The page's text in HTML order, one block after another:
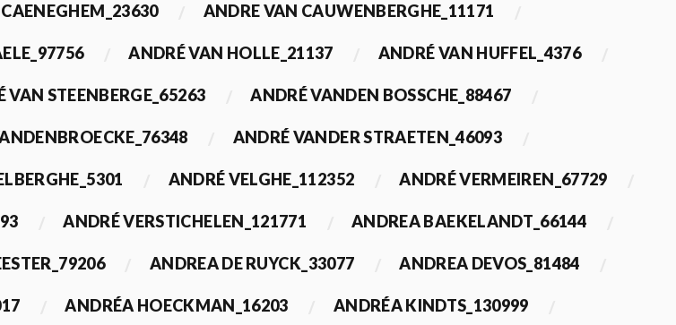
ANDRE VAN CAUWENBERGHE_11171
ANDRÉ VAN HOLLE_21137 ANDRÉ VAN HUFFEL_4376
VAN STEENBERGE_65263 ANDRÉ VANDEN BOSSCHE_88467
ANDRÉ VANDER STRAETEN_46093
ANDRÉ VELGHE_112352 ANDRÉ VERMEIREN_67729
ANDRÉ VERSTICHELEN_121771 ANDREA BAEKELANDT_66144
ANDREA DE RUYCK_33077 ANDREA DEVOS_81484
ANDRÉA HOECKMAN_16203 ANDRÉA KINDTS_130999